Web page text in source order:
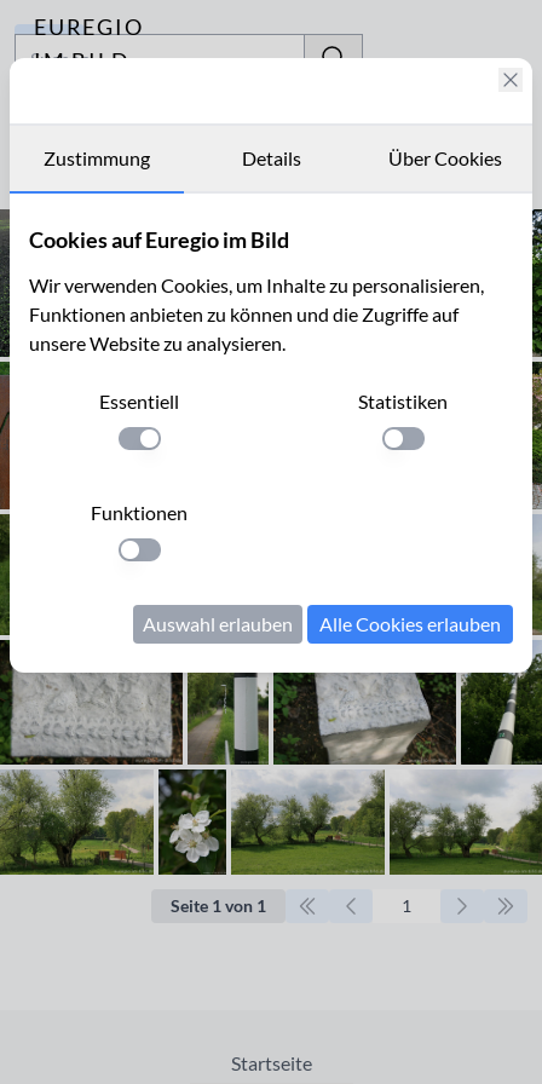
EUREGIO
IM BILD
Archiv
Kontakt
Archiv
Seite 1 von 1
Startseite
Zustimmung Details Über Cookies
Cookies auf Euregio im Bild
Wir verwenden Cookies, um Inhalte zu personalisieren,
Funktionen anbieten zu können und die Zugriffe auf
unsere Website zu analysieren.
Essentiell
Einstellung anwenden
Statistiken
Einstellung
Funktionen
Einstellung anwenden
Auswahl erlauben Alle Cookies erlauben